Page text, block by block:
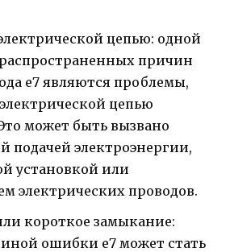
цепью: одной
причин
е7 являются проблемы,
цепью
может быть вызвано
подачей электроэнергии,
установкой или
электрических проводов.
короткое замыкание:
ошибки е7 может стать